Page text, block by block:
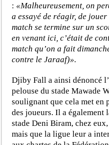
: «Malheureusement, on
a essayé de réagir, de
match se termine sur un
en venant ici, c’était de
match qu’on a fait
contre le Jaraaf)».
Djiby Fall a ainsi dénoncé
pelouse du stade Mawade
soulignant que cela met en
des joueurs. Il a également
stade Deni Biram, chez
mais que la ligue leur a